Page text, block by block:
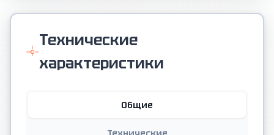
Технические
характеристики
Общие